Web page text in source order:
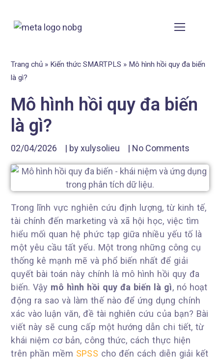
Trang chủ » Kiến thức SMARTPLS » Mô hình hồi quy đa biến
là gì?
Mô hình hồi quy đa biến
là gì?
02/04/2026 | byxulysolieu | No Comments
Trong lĩnh vực nghiên cứu định lượng, từ kinh tế,
tài chính đến marketing và xã hội học, việc tìm
hiểu mối quan hệ phức tạp giữa nhiều yếu tố là
một yêu cầu tất yếu. Một trong những công cụ
thống kê mạnh mẽ và phổ biến nhất để giải
quyết bài toán này chính là mô hình hồi quy đa
biến. Vậy mô hình hồi quy đa biến là gì, nó hoạt
động ra sao và làm thế nào để ứng dụng chính
xác vào luận văn, đề tài nghiên cứu của bạn? Bài
viết này sẽ cung cấp một hướng dẫn chi tiết, từ
khái niệm cơ bản, công thức, cách thực hiện
trên phần mềm SPSS cho đến cách diễn giải kết